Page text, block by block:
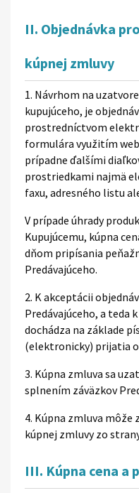
II. Objednávka
kúpnej zmluvy
1. Návrhom na
kupujúceho, je
prostredníctvom
formulára využitím
prípadne ďalšími
prostriedkami najmä
faxu, adresného listu
V prípade úhrady
Kupujúcemu, kúpna
dňom pripísania
Predávajúceho.
2. K akceptácii
Predávajúceho, a teda
dochádza na základe
(elektronicky) prijatia
3. Kúpna zmluva sa
splnením záväzkov
4. Kúpna zmluva
kúpnej zmluvy zo
III. Kúpna cena a